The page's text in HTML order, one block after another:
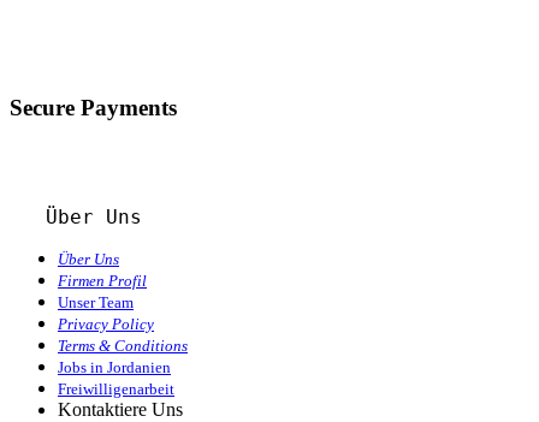
Secure Payments
Über Uns
Über Uns
Firmen Profil
Unser Team
Privacy Policy
Terms & Conditions
Jobs in Jordanien
Freiwilligenarbeit
Kontaktiere Uns